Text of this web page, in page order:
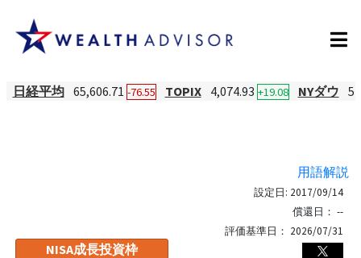
日経平均 65,606.71 -76.55 TOPIX 4,074.93 +19.08 NYダウ
用語解説
NISA成長投資枠
設定日: 2017/09/14
償還日： --
評価基準日： 2026/07/31